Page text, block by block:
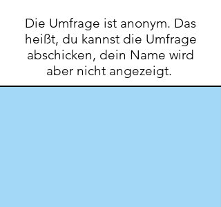
Die Umfrage ist anonym. Das
heißt, du kannst die Umfrage
abschicken, dein Name wird
aber nicht angezeigt.